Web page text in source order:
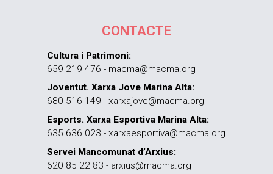
CONTACTE
Cultura i Patrimoni:
659 219 476 - macma@macma.org
Joventut. Xarxa Jove Marina Alta:
680 516 149 - xarxajove@macma.org
Esports. Xarxa Esportiva Marina Alta:
635 636 023 - xarxaesportiva@macma.org
Servei Mancomunat d’Arxius:
620 85 22 83 - arxius@macma.org